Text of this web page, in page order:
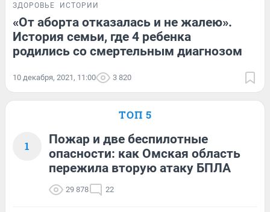
ЗДОРОВЬЕ ИСТОРИИ
«От аборта отказалась и не жалею».
История семьи, где 4 ребенка
родились со смертельным диагнозом
10 декабря, 2021, 11:00 3 820
ТОП 5
1
Пожар и две беспилотные
опасности: как Омская область
пережила вторую атаку БПЛА
29 878 22